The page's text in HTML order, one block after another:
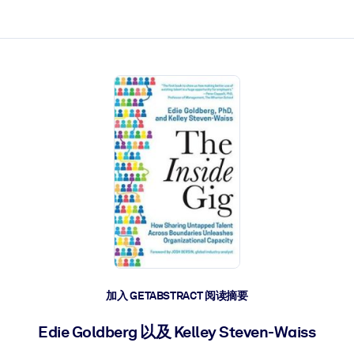
加入 GETABSTRACT 阅读摘要
Edie Goldberg 以及 Kelley Steven-Waiss